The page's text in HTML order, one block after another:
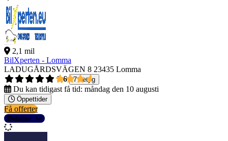
2,1 mil
BilXperten - Lomma
LADUGÅRDSVÄGEN 8 23435 Lomma
3,6
7 betyg
Du kan tidigast få tid: måndag den 10 augusti
Öppettider
Få offerter
Detaljer